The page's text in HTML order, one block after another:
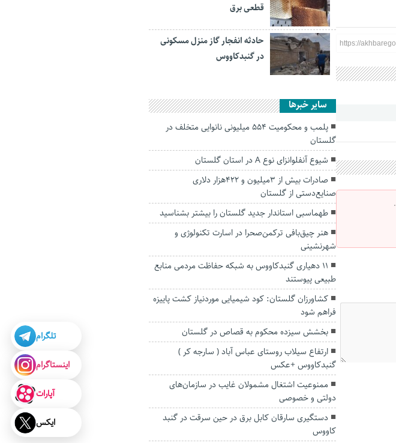
https://
قطعی برق
حادثه انفجار گاز منزل مسکونی
در گنبدکاووس
سایر خبرها
پلمب و محکومیت ۵۵۴ میلیونی نانوایی متخلف در
گلستان
شیوع آنفلوانزای نوع A در استان گلستان
صادرات بیش از ۳میلیون و ۴۲۲هزار دلاری
صنایع‌دستی از گلستان
طهماسبی استاندار جدید گلستان را بیشتر بشناسید
هنر چیق‌بافی ترکمن‌صحرا در اسارت تکنولوژی و
شهرنشینی
۱۱ دهیاری گنبدکاووس به شبکه حفاظت مردمی منابع
طبیعی پیوستند
کشاورزان گلستان: کود شیمیایی موردنیاز کشت پاییزه
فراهم شود
بخشش سیزده محکوم به قصاص در گلستان
ارتفاع سیلاب روستای عباس آباد ( سارجه کر )
گنبدکاووس +عکس
ممنوعیت اشتغال مشمولان غایب در سازمان‌های
دولتی و خصوصی
دستگیری سارقان کابل برق در حین سرقت در گنبد
کاووس
تلگرام
اینستاگرام
آپارات
ایکس